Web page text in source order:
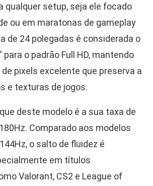
qualquer setup, seja ele focado
ou em maratonas de gameplay
de 24 polegadas é considerada o
para o padrão Full HD, mantendo
pixels excelente que preserva a
e texturas de jogos.
deste modelo é a sua taxa de
Comparado aos modelos
o salto de fluidez é
em títulos
Valorant, CS2 e League of